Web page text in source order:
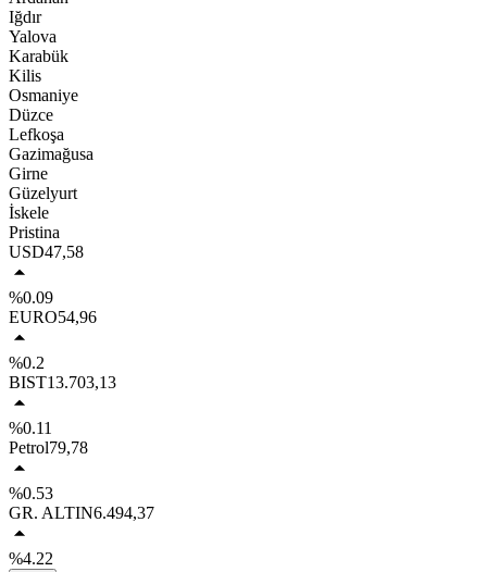
Iğdır
Yalova
Karabük
Kilis
Osmaniye
Düzce
Lefkoşa
Gazimağusa
Girne
Güzelyurt
İskele
Pristina
USD47,58
%0.09
EURO54,96
%0.2
BIST13.703,13
%0.11
Petrol79,78
%0.53
GR. ALTIN6.494,37
%4.22